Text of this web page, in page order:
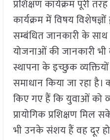
प्रशिक्षण कार्यक्रम पूरी
कार्यक्रम में विषय विशेषज्ञों
सम्बंधित जानकारी के
योजनाओं की जानकारी भी
स्थापना के इच्छुक
समाधान किया जा रहा है।
किए गए हैं कि युवाओं को
प्रायोगिक प्रशिक्षण
भी उनके संशय हैं वह दूर